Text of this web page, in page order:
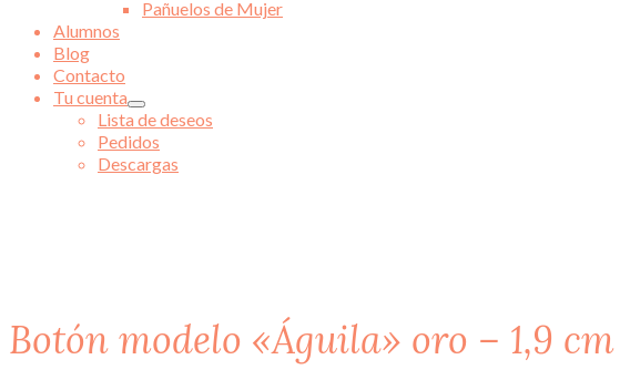
Pañuelos de Mujer
Alumnos
Blog
Contacto
Tu cuenta
Lista de deseos
Pedidos
Descargas
Botón modelo «Águila» oro – 1,9 cm